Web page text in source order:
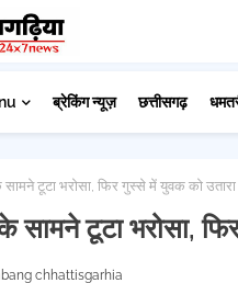
ब्रेकिंग न्यूज़ छत्तीसगढ़
टूटा भरोसा, फिर गुस्से में युवक को
सामने टूटा भरोसा,
chhattisgarhia